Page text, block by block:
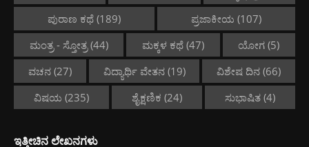
ಪುರಾಣ ಕಥೆ (189) ಪ್ರಜಾಕೀಯ (107)
ಮಂತ್ರ - ಸ್ತೋತ್ರ(44) ಮಕ್ಕಳ ಕಥೆ(47) ಯೋಗ (5)
ವಚನ(27) ವಿದ್ಯಾರ್ಥಿ ವೇತನ(19) ವಿಶೇಷ ದಿನ (66)
ವಿಷಯ (235) ಶೈಕ್ಷಣಿಕ (24) ಸುಭಾಷಿತ (4)
ಇತ್ತೀಚಿನ ಲೇಖನಗಳು